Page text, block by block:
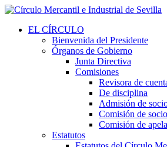
EL CÍRCULO
Bienvenida del Presidente
Órganos de Gobierno
Junta Directiva
Comisiones
Revisora de
De disciplina
Admisión de
Comisión de
Comisión de
Estatutos